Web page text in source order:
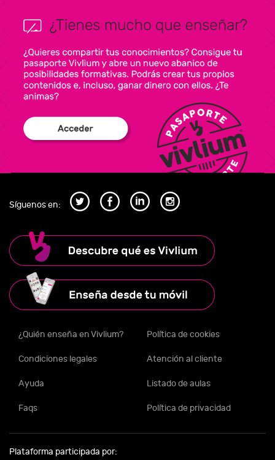
Síguenos en:
¿Quién enseña en Vivlium? Política de cookies
Condiciones legales Atención al cliente
Ayuda Listado de aulas
Faqs Política de privacidad
Plataforma participada por: